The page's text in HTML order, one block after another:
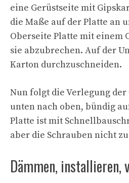
eine Gerüstseite mit
die Maße auf der Platte an
Oberseite Platte mit einem
sie abzubrechen. Auf der
Karton durchzuschneiden.
Nun folgt die Verlegung
unten nach oben, bündig
Platte ist mit
aber die Schrauben nicht
Dämmen, installieren,